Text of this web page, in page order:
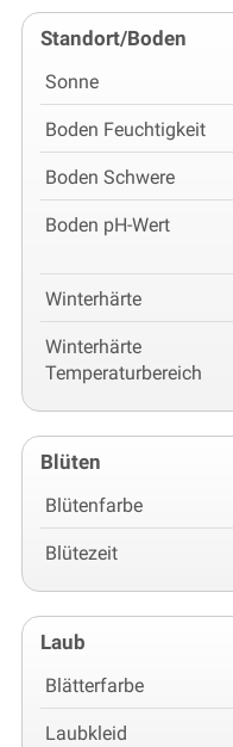
Standort/Boden
Sonne
Boden Feuchtigkeit
Boden Schwere
Boden pH-Wert
Winterhärte
Winterhärte
Temperaturbereich
Blüten
Blütenfarbe
Blütezeit
Laub
Blätterfarbe
Laubkleid